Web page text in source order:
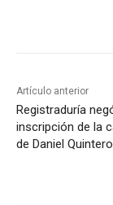
Artículo anterior
Registraduría
inscripción de la
de Daniel Quintero